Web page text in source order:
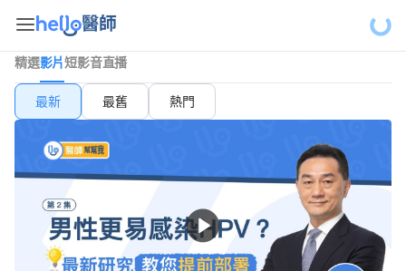
精選影片短影音直播
最新 最舊 熱門